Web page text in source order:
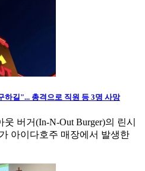
하길"... 총격으로 직원 등 3명 사망
버거(In-N-Out Burger)의 린시
아이다호주 매장에서 발생한